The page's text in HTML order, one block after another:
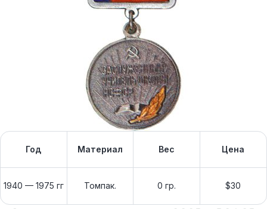
Год Материал Вес Цена
1940 — 1975 гг Томпак. 0 гр. $30